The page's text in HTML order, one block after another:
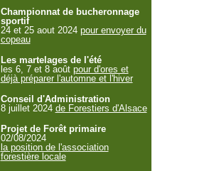
Championnat de bucheronnage
sportif
24 et 25 aout 2024 pour envoyer du
copeau
Les martelages de l'été
les 6, 7 et 8 août pour d'ores et
déjà préparer l'automne et l'hiver
Conseil d'Administration
8 juillet 2024 de Forestiers d'Alsace
Projet de Forêt primaire
02/08/2024
la position de l'association
forestière locale